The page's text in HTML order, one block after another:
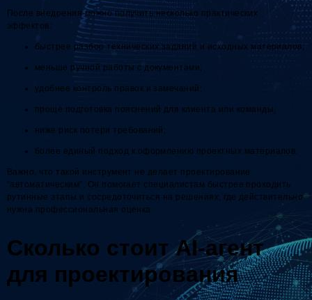
После внедрения можно получить несколько практических
эффектов:
быстрее разбор технических заданий и исходных материалов;
меньше ручной работы с документами;
удобнее контроль правок и замечаний;
проще подготовка пояснений для клиента или команды;
ниже риск потери требований;
более единый подход к оформлению проектных материалов.
Важно, что такой инструмент не делает проектирование
“автоматическим”. Он помогает специалистам быстрее проходить
рутинные этапы и сосредоточиться на решениях, где действительно
нужна профессиональная оценка.
Сколько стоит AI-агент
для проектирования